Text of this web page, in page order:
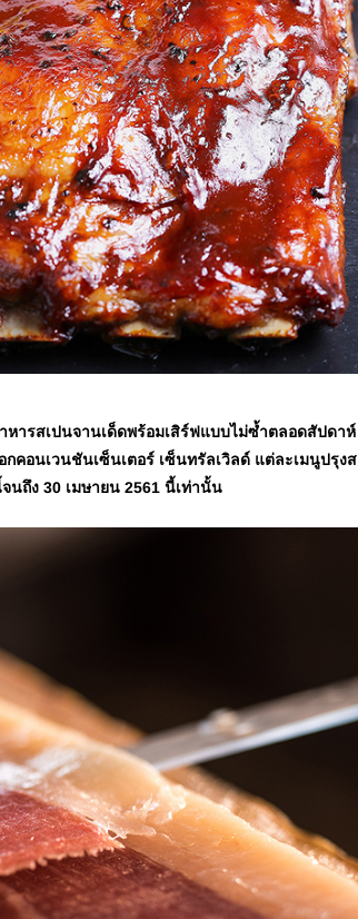
ารสเปนจานเด็ดพร้อมเสิร์ฟแบบไม่ซ้ำตลอดสัปดาห์
คอนเวนชันเซ็นเตอร์ เซ็นทรัลเวิลด์ แต่ละเมนูปรุง
นถึง 30 เมษายน 2561 นี้เท่านั้น